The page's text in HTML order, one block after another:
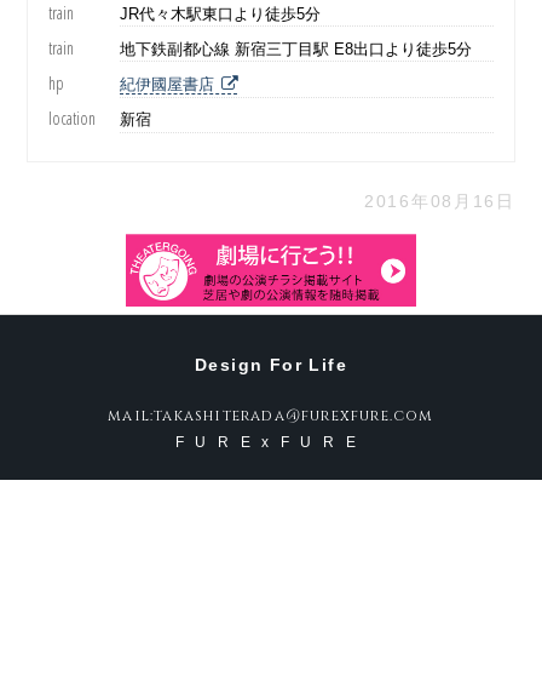
train JR代々木駅東口より徒歩5分
train 地下鉄副都心線 新宿三丁目駅 E8出口より徒歩5分
hp 紀伊國屋書店
location 新宿
2016年08月16日
Design For Life
mail:takashiterada@furexfure.com
FURExFURE